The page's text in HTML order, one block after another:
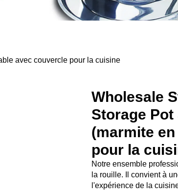
avec couvercle pour la cuisine
Wholesale
Storage
(marmite
pour la
Notre ensemble
la rouille. Il convient à
l'expérience de la